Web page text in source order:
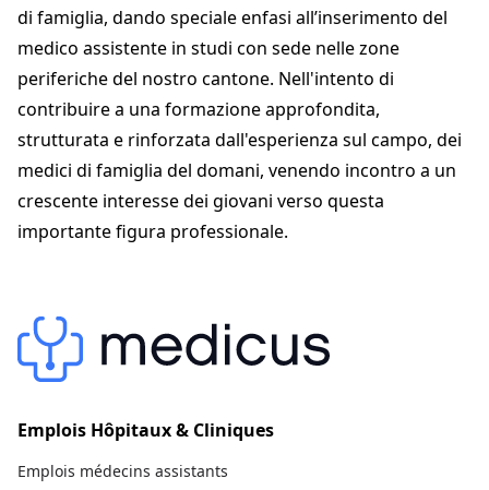
di famiglia, dando speciale enfasi all’inserimento del
medico assistente in studi con sede nelle zone
periferiche del nostro cantone. Nell'intento di
contribuire a una formazione approfondita,
strutturata e rinforzata dall'esperienza sul campo, dei
medici di famiglia del domani, venendo incontro a un
crescente interesse dei giovani verso questa
importante figura professionale.
Emplois Hôpitaux & Cliniques
Emplois médecins assistants